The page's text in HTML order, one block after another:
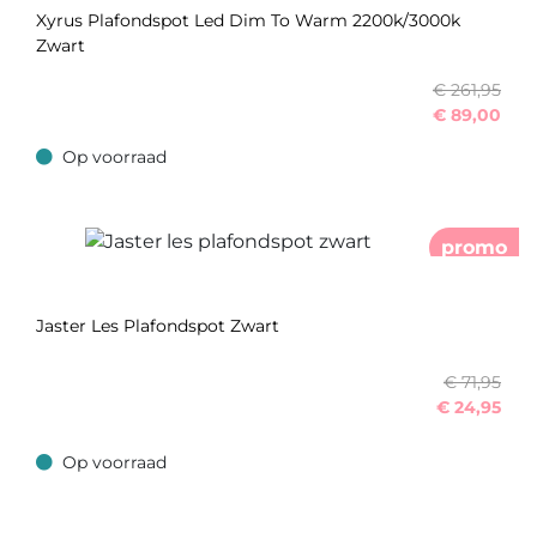
Xyrus Plafondspot Led Dim To Warm 2200k/3000k
Zwart
€ 261,95
€ 89,00
Op voorraad
Op voorraad
promo
Jaster Les Plafondspot Zwart
€ 71,95
€ 24,95
Op voorraad
Op voorraad